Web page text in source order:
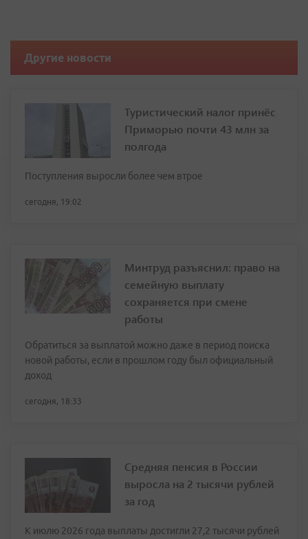
Другие новости
Туристический налог принёс
Приморью почти 43 млн за
полгода
Поступления выросли более чем втрое
сегодня, 19:02
Минтруд разъяснил: право на
семейную выплату
сохраняется при смене
работы
Обратиться за выплатой можно даже в период поиска
новой работы, если в прошлом году был официальный
доход
сегодня, 18:33
Средняя пенсия в России
выросла на 2 тысячи рублей
за год
К июлю 2026 года выплаты достигли 27,2 тысячи рублей